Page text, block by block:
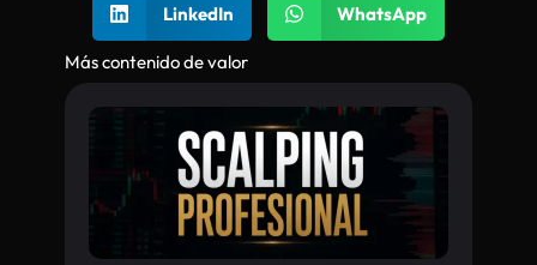
LinkedIn WhatsApp
Más contenido de valor